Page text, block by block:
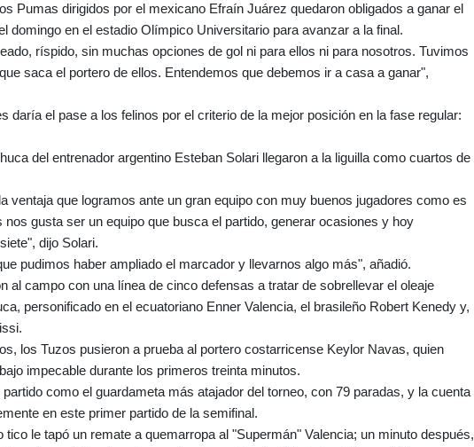
Pumas dirigidos por el mexicano Efraín Juárez quedaron obligados a ganar el
domingo en el estadio Olímpico Universitario para avanzar a la final.
ríspido, sin muchas opciones de gol ni para ellos ni para nosotros. Tuvimos
saca el portero de ellos. Entendemos que debemos ir a casa a ganar",
daría el pase a los felinos por el criterio de la mejor posición en la fase regular:
del entrenador argentino Esteban Solari llegaron a la liguilla como cuartos de
ventaja que logramos ante un gran equipo con muy buenos jugadores como es
nos gusta ser un equipo que busca el partido, generar ocasiones y hoy
dijo Solari.
pudimos haber ampliado el marcador y llevarnos algo más", añadió.
al campo con una línea de cinco defensas a tratar de sobrellevar el oleaje
personificado en el ecuatoriano Enner Valencia, el brasileño Robert Kenedy y,
los Tuzos pusieron a prueba al portero costarricense Keylor Navas, quien
impecable durante los primeros treinta minutos.
como el guardameta más atajador del torneo, con 79 paradas, y la cuenta
en este primer partido de la semifinal.
tico le tapó un remate a quemarropa al "Supermán" Valencia; un minuto después,